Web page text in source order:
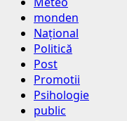
monden
Național
Politică
Post
Promotii
Psihologie
public